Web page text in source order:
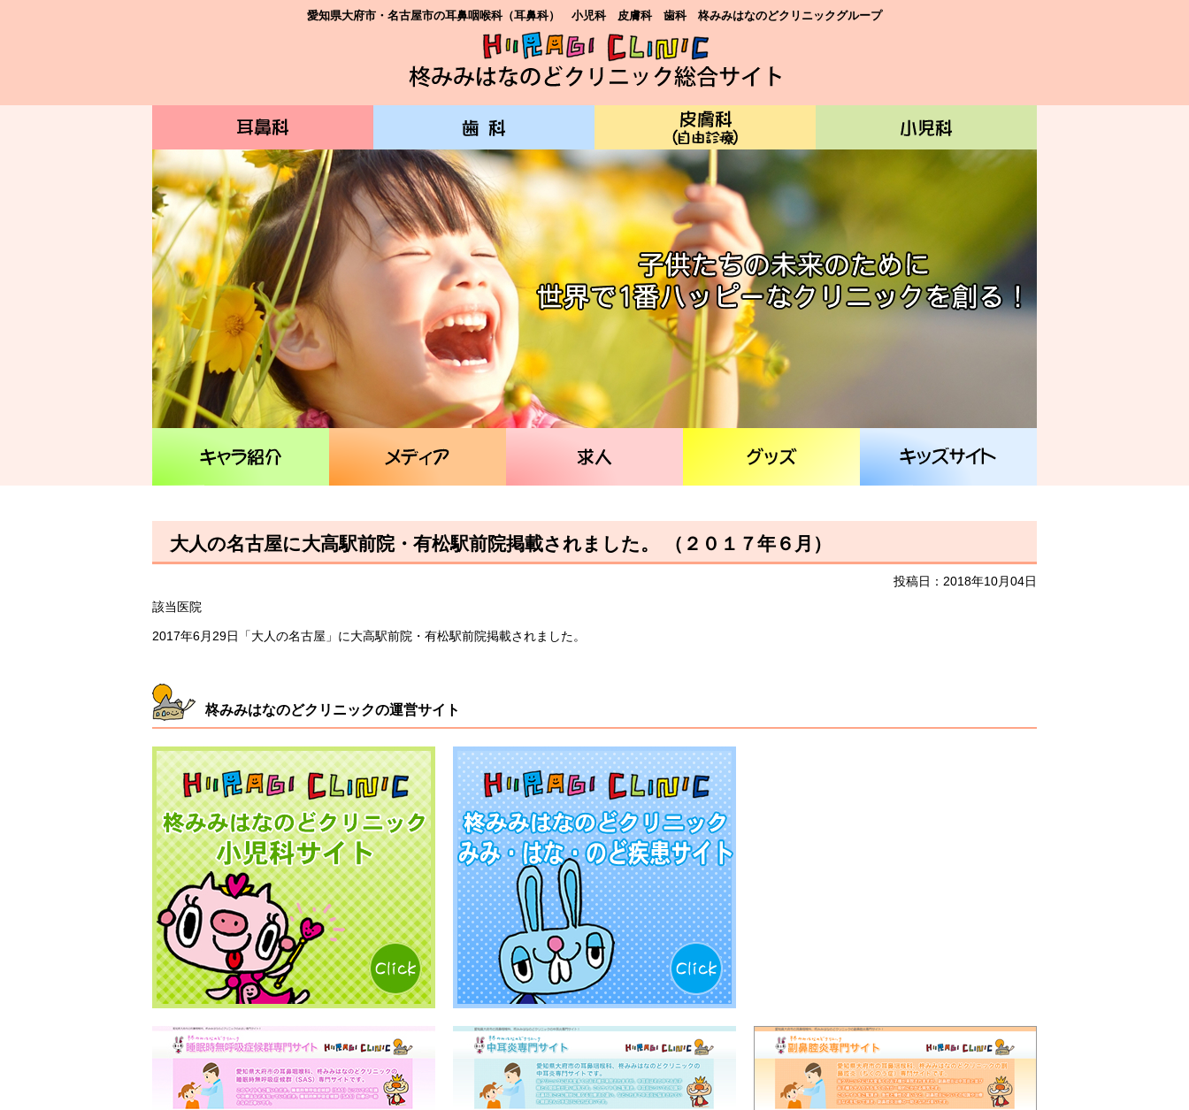
愛知県大府市・名古屋市の耳鼻咽喉科（耳鼻科） 小児科 皮膚科 歯科 柊みみはなのどクリニックグループ
大人の名古屋に大高駅前院・有松駅前院掲載されました。 （２０１７年６月）
投稿日：2018年10月04日
該当医院
2017年6月29日「大人の名古屋」に大高駅前院・有松駅前院掲載されました。
柊みみはなのどクリニックの運営サイト